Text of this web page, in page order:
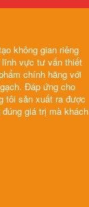
không gian riêng
lĩnh vực tư vấn thiết
chính hãng với
Đáp ứng cho
tôi sản xuất ra được
giá trị mà khách